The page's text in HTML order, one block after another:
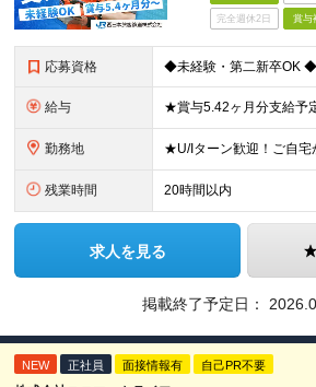
完全週休2日 賞与
応募資格
給与
勤務地
残業時間 20時間以内
求人を見る
掲載終了予定日：
NEW 正社員 面接情報有 自己PR不要